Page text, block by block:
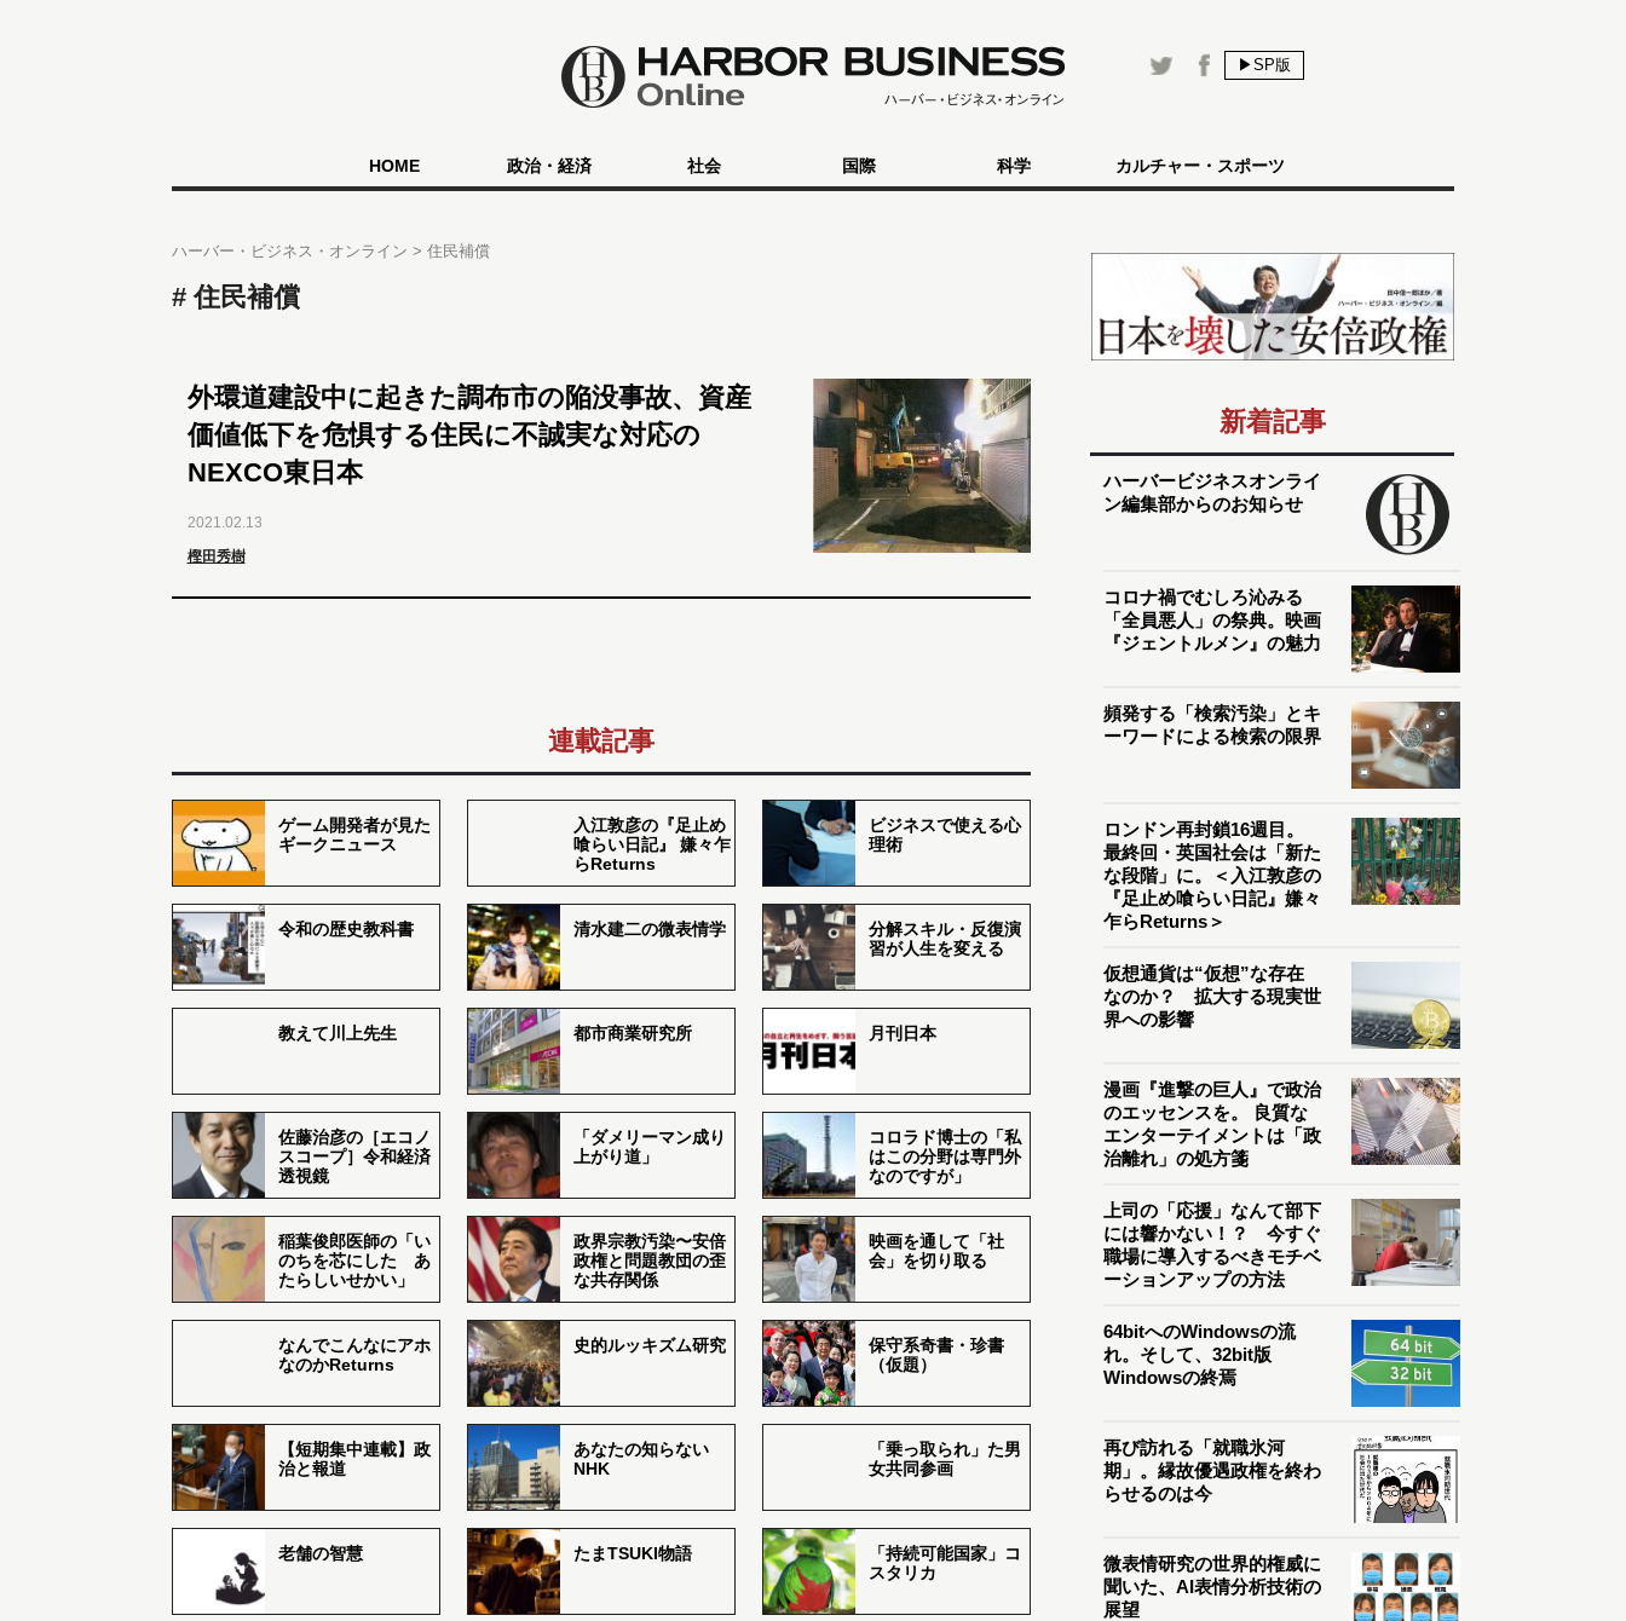
▶SP版
HOME 政治・経済 社会 国際 科学 カルチャー・スポーツ
ハーバー・ビジネス・オンライン 住民補償
住民補償
外環道建設中に起きた調布市の陥没事故、資産
価値低下を危惧する住民に不誠実な対応の
NEXCO東日本
2021.02.13
樫田秀樹
連載記事
ゲーム開発者が見た
ギークニュース
入江敦彦の『足止め
喰らい日記』 嫌々乍
らReturns
ビジネスで使える心
理術
令和の歴史教科書 清水建二の微表情学
分解スキル・反復演
習が人生を変える
教えて川上先生 都市商業研究所 月刊日本
佐藤治彦の［エコノ
スコープ］令和経済
透視鏡
「ダメリーマン成り
上がり道」
コロラド博士の「私
はこの分野は専門外
なのですが」
稲葉俊郎医師の「い
のちを芯にした あ
たらしいせかい」
政界宗教汚染〜安倍
政権と問題教団の歪
な共存関係
映画を通して「社
会」を切り取る
なんでこんなにアホ
なのかReturns
史的ルッキズム研究
保守系奇書・珍書
（仮題）
【短期集中連載】政
治と報道
あなたの知らない
NHK
「乗っ取られ」た男
女共同参画
老舗の智慧 たまTSUKI物語
「持続可能国家」コ
スタリカ
新着記事
ハーバービジネスオンライ
ン編集部からのお知らせ
コロナ禍でむしろ沁みる
「全員悪人」の祭典。映画
『ジェントルメン』の魅力
頻発する「検索汚染」とキ
ーワードによる検索の限界
ロンドン再封鎖16週目。
最終回・英国社会は「新た
な段階」に。＜入江敦彦の
『足止め喰らい日記』嫌々
乍らReturns＞
仮想通貨は“仮想”な存在
なのか？ 拡大する現実世
界への影響
漫画『進撃の巨人』で政治
のエッセンスを。 良質な
エンターテイメントは「政
治離れ」の処方箋
上司の「応援」なんて部下
には響かない！？ 今すぐ
職場に導入するべきモチベ
ーションアップの方法
64bitへのWindowsの流
れ。そして、32bit版
Windowsの終焉
再び訪れる「就職氷河
期」。縁故優遇政権を終わ
らせるのは今
微表情研究の世界的権威に
聞いた、AI表情分析技術の
展望